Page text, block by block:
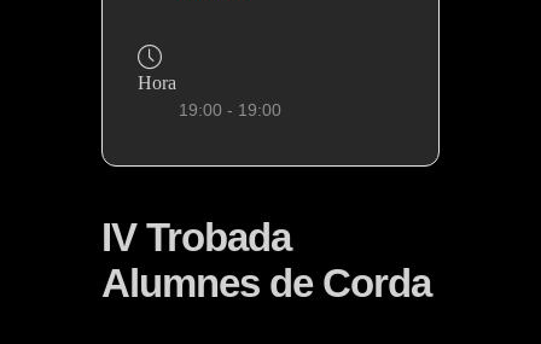
Hora
19:00 - 19:00
IV Trobada
Alumnes de Corda